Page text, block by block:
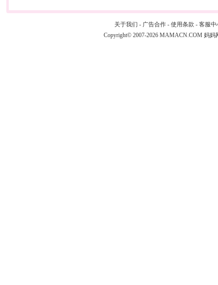
关于我们 - 广告合作 - 使用条款 - 客服中
Copyright© 2007-2026 MAMACN.COM 妈妈